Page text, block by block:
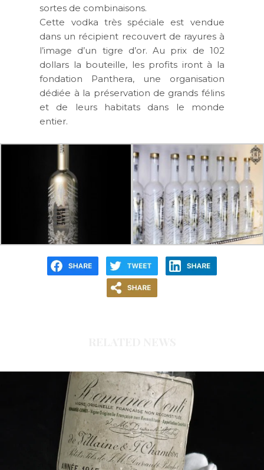
sortes de combinaisons.
Cette vodka très spéciale est vendue
dans un récipient recouvert de rayures à
l’image d’un tigre d’or. Au prix de 102
dollars la bouteille, les profits iront à la
fondation Panthera, une organisation
dédiée à la préservation de grands félins
et de leurs habitats dans le monde
entier.